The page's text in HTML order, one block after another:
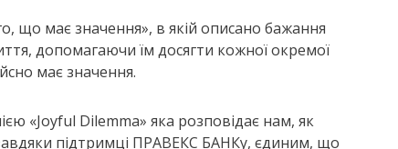
що має значення», в якій описано бажання
допомагаючи їм досягти кожної окремої
має значення.
«Joyful Dilemma» яка розповідає нам, як
підтримці ПРАВЕКС БАНКу, єдиним, що